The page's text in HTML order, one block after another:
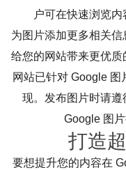
户可在快速浏览内
为图片添加更多相关
给您的网站带来更优
网站已针对 Google
现。发布图片时请
Google 图
打造
要想提升您的内容在